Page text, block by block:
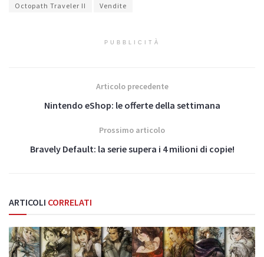
Octopath Traveler II
Vendite
PUBBLICITÀ
Articolo precedente
Nintendo eShop: le offerte della settimana
Prossimo articolo
Bravely Default: la serie supera i 4 milioni di copie!
ARTICOLI CORRELATI